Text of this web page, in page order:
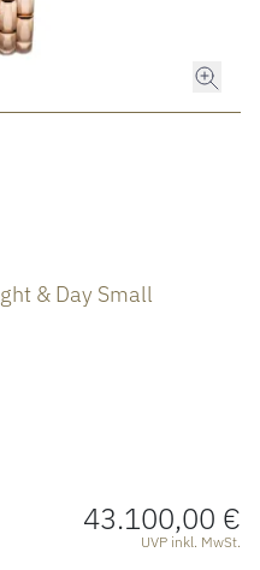
& Day Small
43.100,00 €
UVP inkl. MwSt.